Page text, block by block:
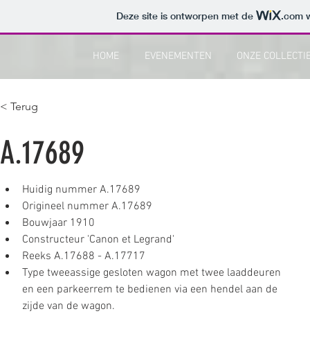
Deze site is ontworpen met de .com
HOME EVENEMENTEN ONZE
< Terug
A.17689
Huidig nummer A.17689
Origineel nummer A.17689
Bouwjaar 1910
Constructeur 'Canon et Legrand'
Reeks A.17688 - A.17717
Type tweeassige gesloten wagon met twee laaddeuren
en een parkeerrem te bedienen via een hendel aan de
zijde van de wagon.